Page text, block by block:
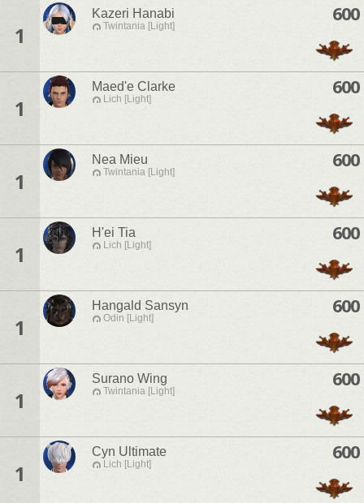
1
Kazeri Hanabi
Twintania [Light]
600
1
Maed'e Clarke
Lich [Light]
600
1
Nea Mieu
Twintania [Light]
600
1
H'ei Tia
Lich [Light]
600
1
Hangald Sansyn
Odin [Light]
600
1
Surano Wing
Twintania [Light]
600
1
Cyn Ultimate
Lich [Light]
600